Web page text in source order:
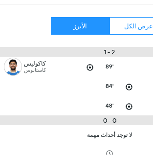
عرض الكل الأبرز
2 - 1
89' كاكوليس
كاستانوس
84'
48'
0 - 0
لا توجد أحداث مهمة